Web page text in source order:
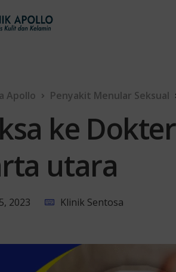
Apollo Penyakit Menular Seksual
ke
utara
2023 Klinik Sentosa